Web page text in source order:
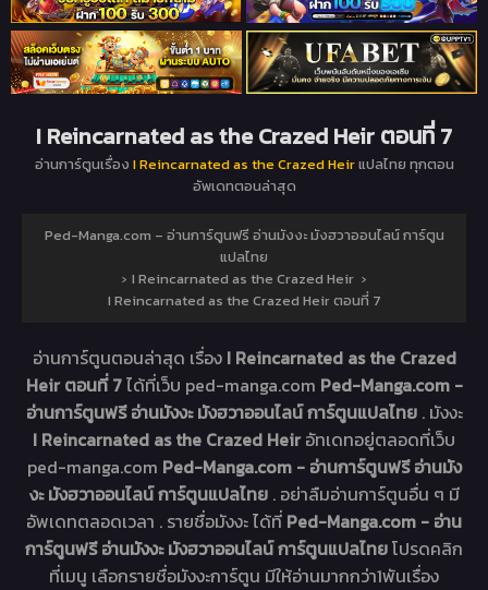
I Reincarnated as the Crazed Heir ตอนที่ 7
อ่านการ์ตูนเรื่อง I Reincarnated as the Crazed Heirแปลไทย ทุกตอน
อัพเดทตอนล่าสุด
Ped-Manga.com – อ่านการ์ตูนฟรี อ่านมังงะ มังฮวาออนไลน์ การ์ตูน
แปลไทย
› I Reincarnated as the Crazed Heir ›
I Reincarnated as the Crazed Heir ตอนที่ 7
อ่านการ์ตูนตอนล่าสุด เรื่อง I Reincarnated as the Crazed
Heir ตอนที่ 7ได้ที่เว็บ ped-manga.com Ped-Manga.com -
อ่านการ์ตูนฟรี อ่านมังงะ มังฮวาออนไลน์ การ์ตูนแปลไทย . มังงะ
I Reincarnated as the Crazed Heir อัทเดทอยู่ตลอดที่เว็บ
ped-manga.com Ped-Manga.com - อ่านการ์ตูนฟรี อ่านมัง
งะ มังฮวาออนไลน์ การ์ตูนแปลไทย . อย่าลืมอ่านการ์ตูนอื่น ๆ มี
อัพเดทตลอดเวลา . รายชื่อมังงะ ได้ที่ Ped-Manga.com - อ่าน
การ์ตูนฟรี อ่านมังงะ มังฮวาออนไลน์ การ์ตูนแปลไทยโปรดคลิก
ที่เมนู เลือกรายชื่อมังงะการ์ตูน มีให้อ่านมากกว่า1พันเรื่อง